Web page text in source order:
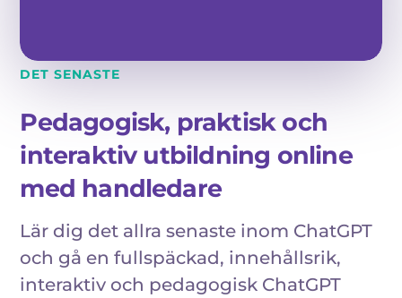
DET SENASTE
Pedagogisk, praktisk och
interaktiv utbildning online
med handledare
Lär dig det allra senaste inom ChatGPT
och gå en fullspäckad, innehållsrik,
interaktiv och pedagogisk ChatGPT